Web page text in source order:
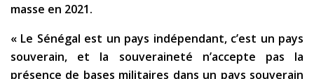
masse en 2021.
« Le Sénégal est un pays indépendant, c’est un pays
souverain, et la souveraineté n’accepte pas la
présence de bases militaires dans un pays souverain